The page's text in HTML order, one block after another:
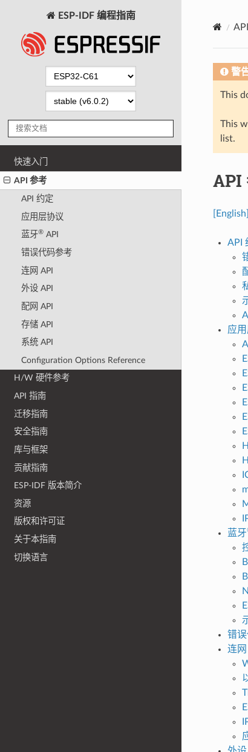
ESP-IDF 编程指南
快速入门
API 参考
API 约定
应用层协议
蓝牙®API
错误代码参考
连网 API
外设 API
配网 API
存储 API
系统 API
Configuration Options Reference
H/W 硬件参考
API 指南
迁移指南
安全指南
库与框架
贡献指南
ESP-IDF 版本简介
资源
版权和许可证
关于本指南
切换语言
警
This
This
list.
API
[English]
API
应
蓝牙
错
连网